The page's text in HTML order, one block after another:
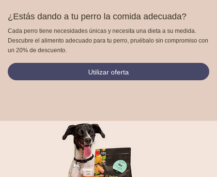
¿Estás dando a tu perro la comida adecuada?
Cada perro tiene necesidades únicas y necesita una dieta a su medida.
Descubre el alimento adecuado para tu perro, pruébalo sin compromiso con
un 20% de descuento.
Utilizar oferta